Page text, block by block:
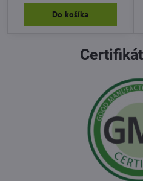
Do košíka